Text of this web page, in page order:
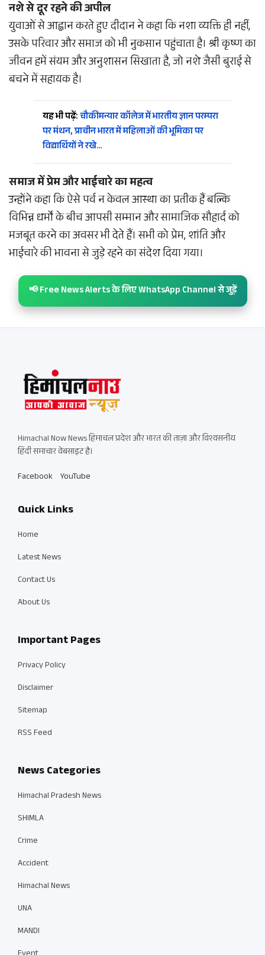
नशे से दूर रहने की अपील
युवाओं से आह्वान करते हुए दीदान ने कहा कि नशा व्यक्ति ही नहीं,
उसके परिवार और समाज को भी नुकसान पहुंचाता है। श्री कृष्ण का
जीवन हमें संयम और अनुशासन सिखाता है, जो नशे जैसी बुराई से
बचने में सहायक है।
यह भी पढ़ें:चौकीमन्यार कॉलेज में भारतीय ज्ञान परम्परा
पर मंथन, प्राचीन भारत में महिलाओं की भूमिका पर
विद्यार्थियों ने रखे…
समाज में प्रेम और भाईचारे का महत्व
उन्होंने कहा कि ऐसे पर्व न केवल आस्था का प्रतीक हैं बल्कि
विभिन्न धर्मों के बीच आपसी सम्मान और सामाजिक सौहार्द को
मजबूत करने का अवसर भी देते हैं। सभी को प्रेम, शांति और
भाईचारे की भावना से जुड़े रहने का संदेश दिया गया।
📢 Free News Alerts के लिए WhatsApp Channel से जुड़ें
Himachal Now News हिमाचल प्रदेश और भारत की ताज़ा और विश्वसनीय
हिंदी समाचार वेबसाइट है।
Facebook YouTube
Quick Links
Home
Latest News
Contact Us
About Us
Important Pages
Privacy Policy
Disclaimer
Sitemap
RSS Feed
News Categories
Himachal Pradesh News
SHIMLA
Crime
Accident
Himachal News
UNA
MANDI